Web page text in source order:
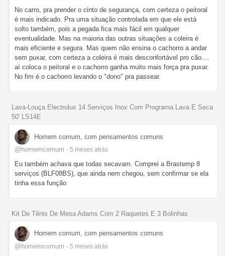
No carro, pra prender o cinto de segurança, com certeza o peitoral
é mais indicado. Pra uma situação controlada em que ele está
solto também, pois a pegada fica mais fácil em qualquer
eventualidade. Mas na maioria das outras situações a coleira é
mais eficiente e segura. Mas quem não ensina o cachorro a andar
sem puxar, com certeza a coleira é mais desconfortável pro cão....
aí coloca o peitoral e o cachorro ganha muito mais força pra puxar.
No fim é o cachorro levando o "dono" pra passear.
Lava-Louça Electrolux 14 Serviços Inox Com Programa Lava E Seca
50' LS14E
Homem comum, com pensamentos comuns
@homemcomum - 5 meses atrás
Eu também achava que todas secavam. Comprei a Brastemp 8
serviços (BLF08BS), que ainda nem chegou, sem confirmar se ela
tinha essa função
Kit De Tênis De Mesa Adams Com 2 Raquetes E 3 Bolinhas
Homem comum, com pensamentos comuns
@homemcomum - 5 meses atrás